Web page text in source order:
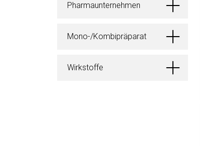
Pharmaunternehmen
Mono-/Kombipräparat
Wirkstoffe